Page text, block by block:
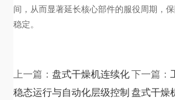
间，从而显著延长核心部件的服役周期，
稳定。
上一篇：盘式干燥机连续化
稳态运行与自动化层级控制
下一篇：
盘式干燥